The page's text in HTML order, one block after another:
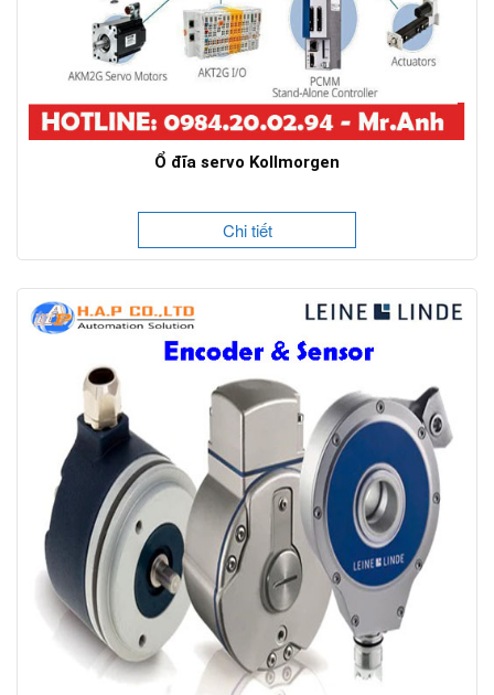
Ổ đĩa servo Kollmorgen
Chi tiết